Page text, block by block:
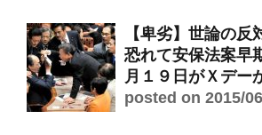
【卑劣】世論の反
恐れて安保法案早
月１９日がＸデー
posted on 2015/